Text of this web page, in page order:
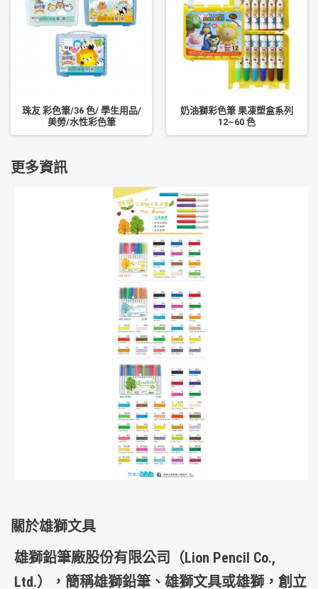
珠友 彩色筆/36 色/ 學生用品/
美勞/水性彩色筆
奶油獅彩色筆 果凍塑盒系列
12~60 色
更多資訊
關於雄獅文具
雄獅鉛筆廠股份有限公司
（Lion Pencil Co.,
Ltd.），簡稱雄獅鉛筆 、 雄獅文具或雄獅 ，創立